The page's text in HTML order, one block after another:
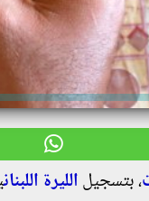
، بتسجيلالليرة اللبنان